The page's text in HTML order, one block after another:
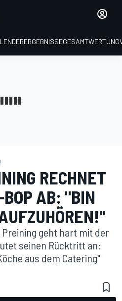
ERGEBNISSEGESAMTWERTUNG
RECHNET
AB: "BIN
geht hart mit der
seinen Rücktritt an:
aus dem Catering"